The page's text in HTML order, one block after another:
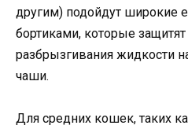
другим) подойдут широкие
бортиками, которые
разбрызгивания жидкости
чаши.
Для средних кошек, таких